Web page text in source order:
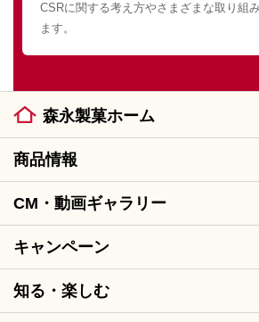
CSRに関する考え方やさまざまな取り組
ます。
森永製菓ホーム
商品情報
CM・動画ギャラリー
キャンペーン
知る・楽しむ